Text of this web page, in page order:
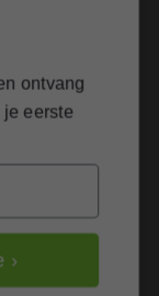
ontvang
je eerste
›